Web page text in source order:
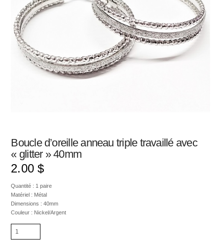
Boucle d’oreille anneau triple travaillé avec
« glitter » 40mm
2.00 $
Quantité : 1 paire
Matériel : Métal
Dimensions : 40mm
Couleur : Nickel/Argent
quantité